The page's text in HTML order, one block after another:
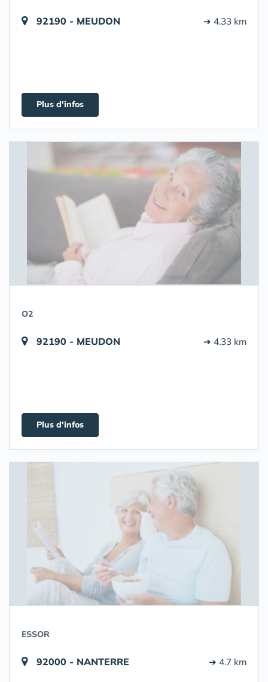
92190 - MEUDON ➔ 4.33 km
Plus d'infos
O2
92190 - MEUDON ➔ 4.33 km
Plus d'infos
ESSOR
92000 - NANTERRE ➔ 4.7 km